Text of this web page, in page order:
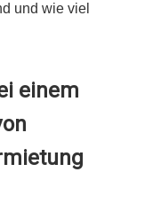
und wie viel
einem